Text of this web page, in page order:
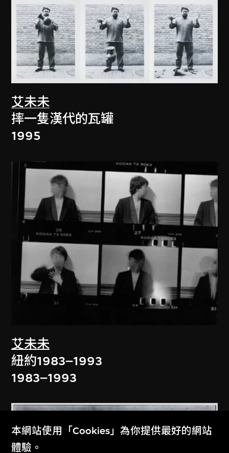
艾未未
摔一隻漢代的瓦罐
1995
艾未未
紐約1983–1993
1983–1993
本網站使用「Cookies」為你提供最好的網站
體驗。